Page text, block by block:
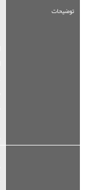
توضیحات